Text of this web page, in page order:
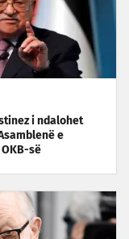
i ndalohet
e
së